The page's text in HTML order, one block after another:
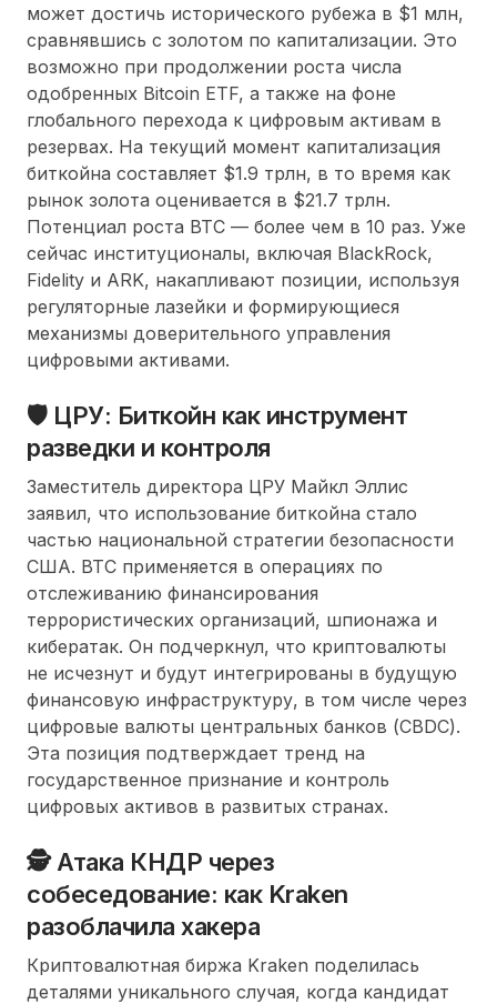
может достичь исторического рубежа в $1 млн,
сравнявшись с золотом по капитализации. Это
возможно при продолжении роста числа
одобренных Bitcoin ETF, а также на фоне
глобального перехода к цифровым активам в
резервах. На текущий момент капитализация
биткойна составляет $1.9 трлн, в то время как
рынок золота оценивается в $21.7 трлн.
Потенциал роста BTC — более чем в 10 раз. Уже
сейчас институционалы, включая BlackRock,
Fidelity и ARK, накапливают позиции, используя
регуляторные лазейки и формирующиеся
механизмы доверительного управления
цифровыми активами.
🛡️ ЦРУ: Биткойн как инструмент
разведки и контроля
Заместитель директора ЦРУ Майкл Эллис
заявил, что использование биткойна стало
частью национальной стратегии безопасности
США. BTC применяется в операциях по
отслеживанию финансирования
террористических организаций, шпионажа и
кибератак. Он подчеркнул, что криптовалюты
не исчезнут и будут интегрированы в будущую
финансовую инфраструктуру, в том числе через
цифровые валюты центральных банков (CBDC).
Эта позиция подтверждает тренд на
государственное признание и контроль
цифровых активов в развитых странах.
🕵️ Атака КНДР через
собеседование: как Kraken
разоблачила хакера
Криптовалютная биржа Kraken поделилась
деталями уникального случая, когда кандидат